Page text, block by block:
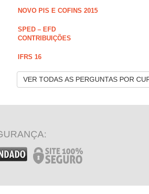
NOVO PIS E COFINS 2015
SPED – EFD
CONTRIBUIÇÕES
IFRS 16
VER TODAS AS PERGUNTAS POR